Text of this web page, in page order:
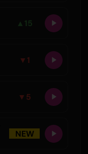
▲ 15
▼ 1
▼ 5
NEW